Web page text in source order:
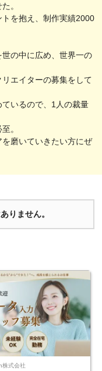
。
を抱え、制作実績2000
の中に広め、世界一の
エイターの募集をして
いるので、1人の裁量
。
磨いていきたい方にぜ
りません。
株式会社